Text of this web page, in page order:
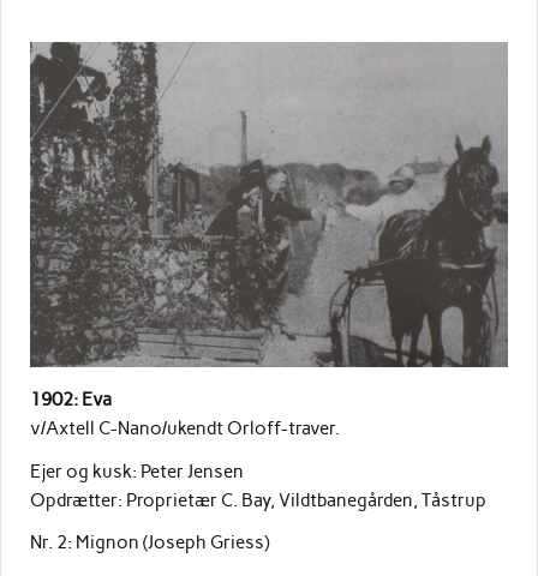
1902: Eva
v/Axtell C-Nano/ukendt Orloff-traver.
Ejer og kusk: Peter Jensen
Opdrætter: Proprietær C. Bay, Vildtbanegården, Tåstrup
Nr. 2: Mignon (Joseph Griess)